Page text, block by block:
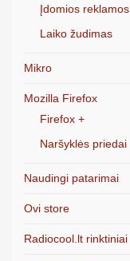
Įdomios reklamos
Laiko žudimas
Mikro
Mozilla Firefox
Firefox +
Naršyklės priedai
Naudingi patarimai
Ovi store
Radiocool.lt rinktiniai